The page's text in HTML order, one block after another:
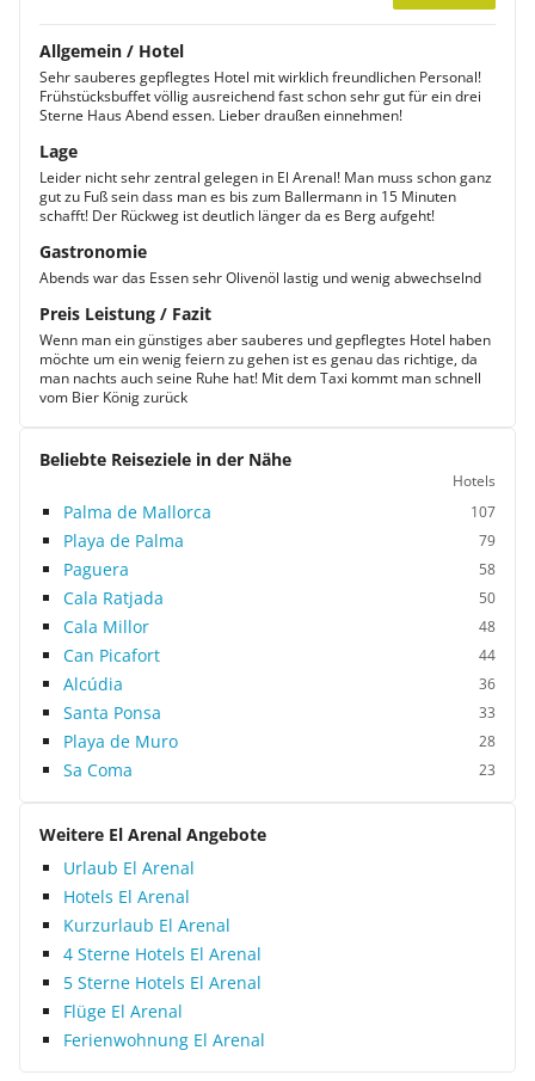
Allgemein / Hotel
Sehr sauberes gepflegtes Hotel mit wirklich freundlichen Personal!
Frühstücksbuffet völlig ausreichend fast schon sehr gut für ein drei
Sterne Haus Abend essen. Lieber draußen einnehmen!
Lage
Leider nicht sehr zentral gelegen in El Arenal! Man muss schon ganz
gut zu Fuß sein dass man es bis zum Ballermann in 15 Minuten
schafft! Der Rückweg ist deutlich länger da es Berg aufgeht!
Gastronomie
Abends war das Essen sehr Olivenöl lastig und wenig abwechselnd
Preis Leistung / Fazit
Wenn man ein günstiges aber sauberes und gepflegtes Hotel haben
möchte um ein wenig feiern zu gehen ist es genau das richtige, da
man nachts auch seine Ruhe hat! Mit dem Taxi kommt man schnell
vom Bier König zurück
Beliebte Reiseziele in der Nähe
Hotels
Palma de Mallorca 107
Playa de Palma 79
Paguera 58
Cala Ratjada 50
Cala Millor 48
Can Picafort 44
Alcúdia 36
Santa Ponsa 33
Playa de Muro 28
Sa Coma 23
Weitere El Arenal Angebote
Urlaub El Arenal
Hotels El Arenal
Kurzurlaub El Arenal
4 Sterne Hotels El Arenal
5 Sterne Hotels El Arenal
Flüge El Arenal
Ferienwohnung El Arenal